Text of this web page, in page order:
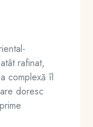
rafinat,
complexă îl
doresc